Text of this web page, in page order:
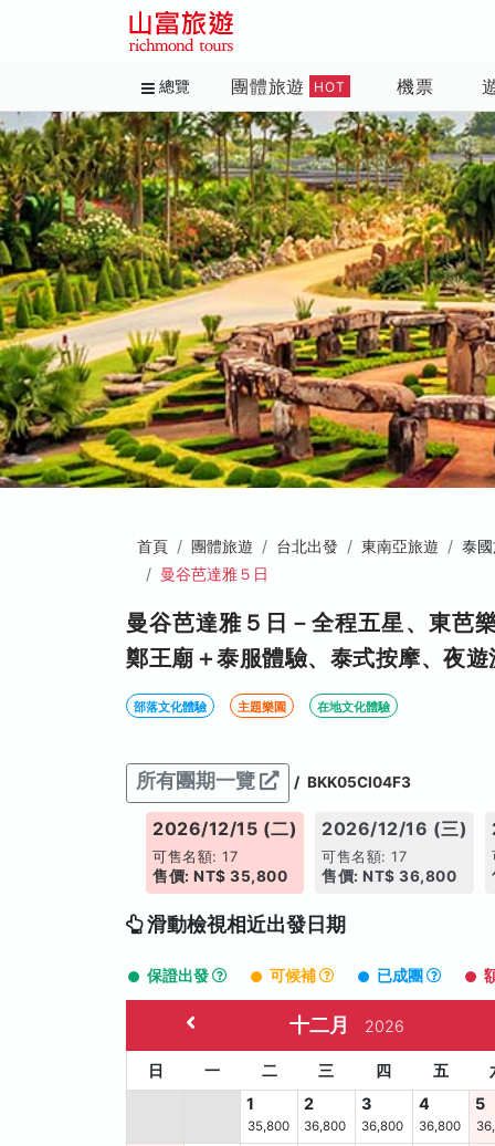
總覽 團體旅遊 HOT 機票
首頁 團體旅遊 台北出發 東南亞旅遊
泰
曼谷芭達雅５日
曼谷芭達雅５日－全程五星、東芭
鄭王廟＋泰服體驗、泰式按摩、夜
部落文化體驗 主題樂園 在地文化體驗
所有團期一覽 / BKK05CI04F3
2026/12/15 (二)
可售名額: 17
售價: NT$ 35,800
2026/12/16 (三)
可售名額: 17
售價: NT$ 36,800
滑動檢視相近出發日期
保證出發 可候補 已成團
十二月 2026
日 一 二 三 四 五
1
35,800
2
36,800
3
36,800
4
36,800
5